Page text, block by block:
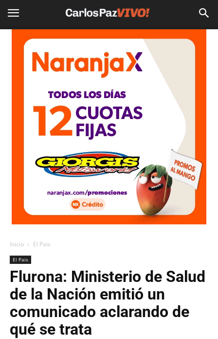
Inicio El Pais
El Pais
Flurona: Ministerio de Salud
de la Nación emitió un
comunicado aclarando de
qué se trata